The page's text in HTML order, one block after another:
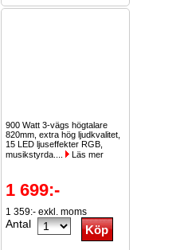
900 Watt 3-vägs högtalare
820mm, extra hög ljudkvalitet,
15 LED ljuseffekter RGB,
musikstyrda....
Läs mer
1 699:-
1 359:- exkl. moms
Antal